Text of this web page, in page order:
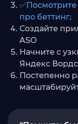
про беттинг;
Создайте
ASO
Начните с
Яндекс
Постепенно